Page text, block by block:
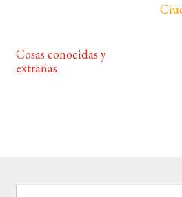
Cosas conocidas y
extrañas